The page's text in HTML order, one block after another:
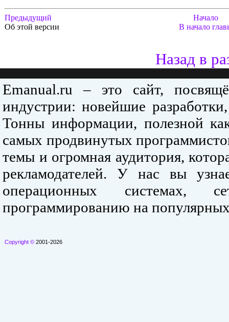
Предыдущий
Начало
Об этой версии
В начало
Назад в
Emanual.ru – это сайт,
индустрии: новейшие
Тонны информации, полезной
самых продвинутых
темы и огромная аудитория,
рекламодателей. У нас вы
операционных системах,
программированию на
Copyright © 2001-2026